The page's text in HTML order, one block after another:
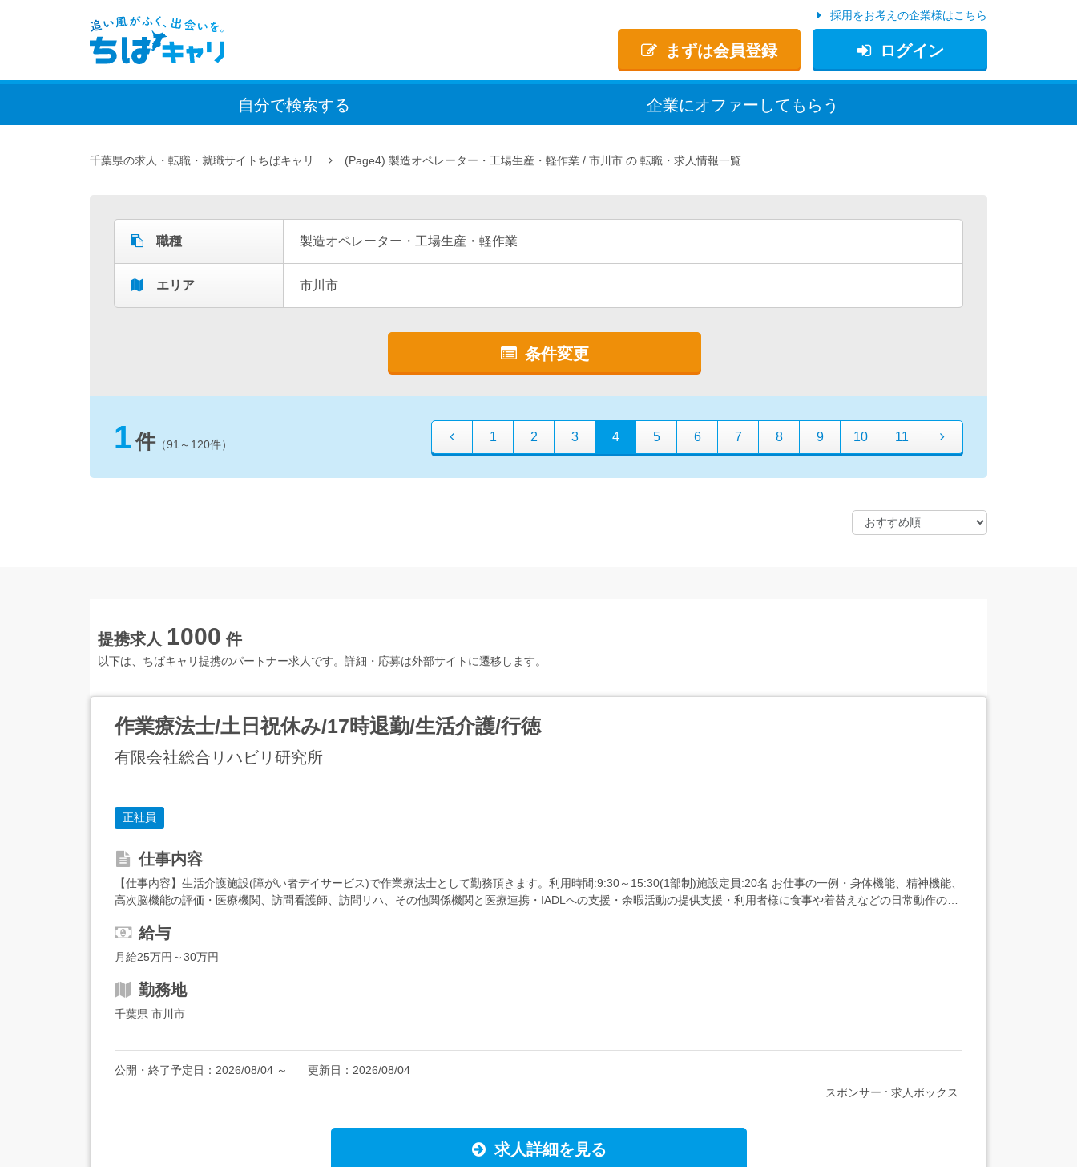
まずは会員登録 ログイン
採用をお考えの企業様はこちら
自分で検索する 企業にオファー してもらう
千葉県の求人・転職・就職サイトちばキャリ (Page4) 製造オペレーター・工場生産・軽作業 市川市 転職・求人情報一覧
職種 製造オペレーター・工場生産・軽作業
エリア 市川市
条件変更
1件（91～120件）
1 2 3 4 5 6 7 8 9 10 11
提携求人 1000 件
以下は、ちばキャリ提携のパートナー求人です。詳細・応募は外部サイトに遷移します。
作業療法士/土日祝休み/17時退勤/生活介護/行徳
有限会社総合リハビリ研究所
正社員
仕事内容
【仕事内容】生活介護施設(障がい者デイサービス)で作業療法士として勤務頂きます。利用時間:9:30～15:30(1部制)施設定員:20名 お仕事の一例・身体機能、精神機能、
高次脳機能の評価・医療機関、訪問看護師、訪問リハ、その他関係機関と医療連携・IADLへの支援・余暇活動の提供支援・利用者様に食事や着替えなどの日常動作の助
給与
月給25万円～30万円
勤務地
千葉県 市川市
公開・終了予定日： 2026/08/04 ～ 更新日： 2026/08/04
スポンサー : 求人ボックス
求人詳細を見る